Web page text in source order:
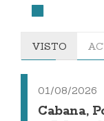
VISTO
01/08/2026
Cabana,